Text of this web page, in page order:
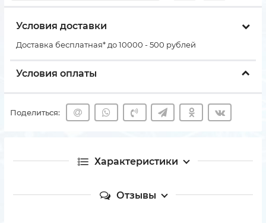
Условия доставки
Доставка бесплатная* до 10000 - 500 рублей
Условия оплаты
Поделиться:
Характеристики
Отзывы